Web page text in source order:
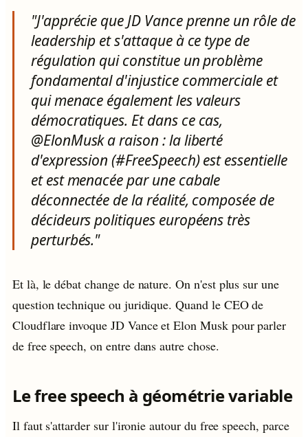
"J'apprécie que JD Vance prenne un rôle de
leadership et s'attaque à ce type de
régulation qui constitue un problème
fondamental d'injustice commerciale et
qui menace également les valeurs
démocratiques. Et dans ce cas,
@ElonMusk a raison : la liberté
d'expression (#FreeSpeech) est essentielle
et est menacée par une cabale
déconnectée de la réalité, composée de
décideurs politiques européens très
perturbés."
Et là, le débat change de nature. On n'est plus sur une
question technique ou juridique. Quand le CEO de
Cloudflare invoque JD Vance et Elon Musk pour parler
de free speech, on entre dans autre chose.
Le free speech à géométrie variable
Il faut s'attarder sur l'ironie autour du free speech, parce